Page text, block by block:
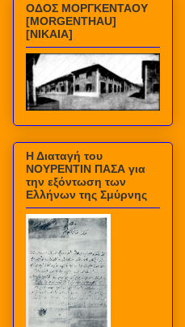
ΟΔΟΣ ΜΟΡΓΚΕΝΤΑΟΥ
[MORGENTHAU]
[ΝΙΚΑΙΑ]
Η Διαταγή του
ΝΟΥΡΕΝΤΙΝ ΠΑΣΑ για
την εξόντωση των
Ελλήνων της Σμύρνης